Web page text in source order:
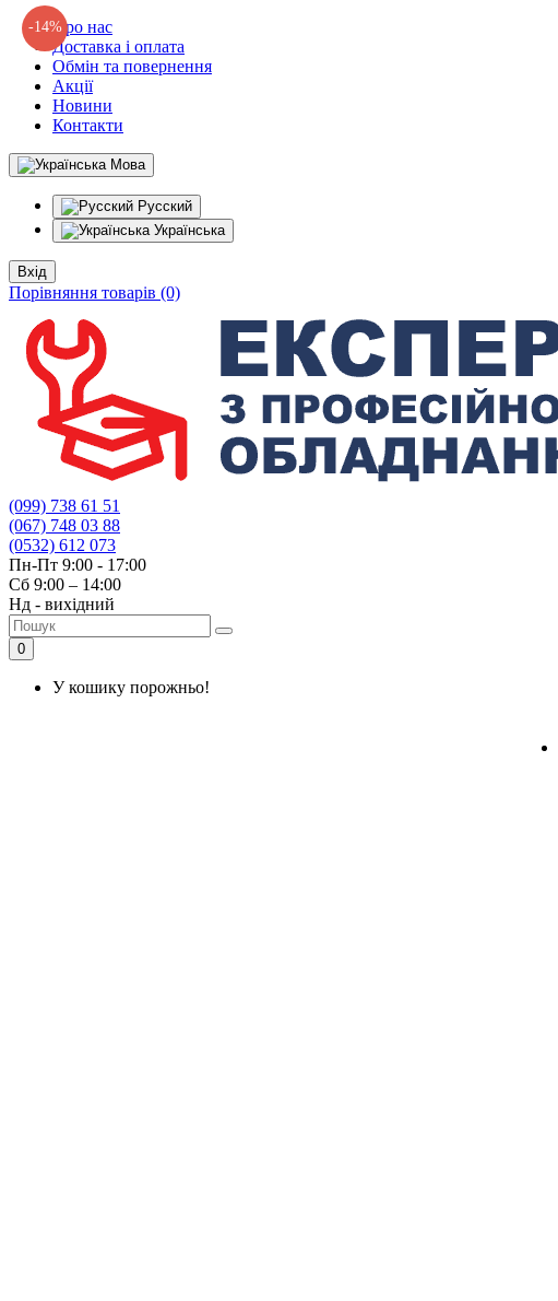
Про нас
Доставка і оплата
Обмін та повернення
Акції
Новини
Контакти
Мова
Русский
Українська
Вхід
Порівняння товарів (0)
(099) 738 61 51
(067) 748 03 88
(0532) 612 073
Пн-Пт 9:00 - 17:00
Сб 9:00 – 14:00
Нд - вихідний
0
У кошику порожньо!
-14%